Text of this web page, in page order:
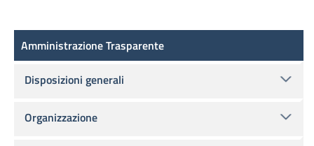
Amministrazione Trasparente
Amministrazione Trasparente
Disposizioni generali
Organizzazione